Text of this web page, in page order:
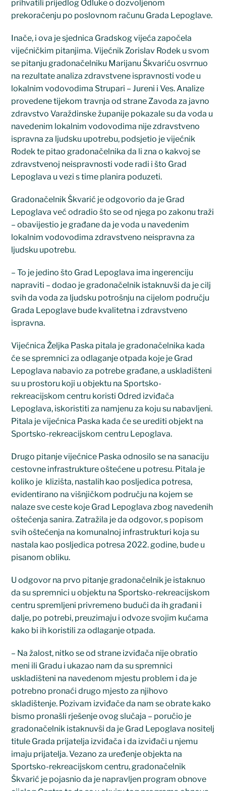
prihvatili prijedlog Odluke o dozvoljenom
prekoračenju po poslovnom računu Grada Lepoglave.
Inače, i ova je sjednica Gradskog vijeća započela
vijećničkim pitanjima. Vijećnik Zorislav Rodek u svom
se pitanju gradonačelniku Marijanu Škvariću osvrnuo
na rezultate analiza zdravstvene ispravnosti vode u
lokalnim vodovodima Strupari – Jureni i Ves. Analize
provedene tijekom travnja od strane Zavoda za javno
zdravstvo Varaždinske županije pokazale su da voda u
navedenim lokalnim vodovodima nije zdravstveno
ispravna za ljudsku upotrebu, podsjetio je vijećnik
Rodek te pitao gradonačelnika da li zna o kakvoj se
zdravstvenoj neispravnosti vode radi i što Grad
Lepoglava u vezi s time planira poduzeti.
Gradonačelnik Škvarić je odgovorio da je Grad
Lepoglava već odradio što se od njega po zakonu traži
– obavijestio je građane da je voda u navedenim
lokalnim vodovodima zdravstveno neispravna za
ljudsku upotrebu.
– To je jedino što Grad Lepoglava ima ingerenciju
napraviti – dodao je gradonačelnik istaknuvši da je cilj
svih da voda za ljudsku potrošnju na cijelom području
Grada Lepoglave bude kvalitetna i zdravstveno
ispravna.
Vijećnica Željka Paska pitala je gradonačelnika kada
će se spremnici za odlaganje otpada koje je Grad
Lepoglava nabavio za potrebe građane, a uskladišteni
su u prostoru koji u objektu na Sportsko-
rekreacijskom centru koristi Odred izviđača
Lepoglava, iskoristiti za namjenu za koju su nabavljeni.
Pitala je vijećnica Paska kada će se urediti objekt na
Sportsko-rekreacijskom centru Lepoglava.
Drugo pitanje vijećnice Paska odnosilo se na sanaciju
cestovne infrastrukture oštećene u potresu. Pitala je
koliko je klizišta, nastalih kao posljedica potresa,
evidentirano na višnjičkom području na kojem se
nalaze sve ceste koje Grad Lepoglava zbog navedenih
oštećenja sanira. Zatražila je da odgovor, s popisom
svih oštećenja na komunalnoj infrastrukturi koja su
nastala kao posljedica potresa 2022. godine, bude u
pisanom obliku.
U odgovor na prvo pitanje gradonačelnik je istaknuo
da su spremnici u objektu na Sportsko-rekreacijskom
centru spremljeni privremeno budući da ih građani i
dalje, po potrebi, preuzimaju i odvoze svojim kućama
kako bi ih koristili za odlaganje otpada.
– Na žalost, nitko se od strane izviđača nije obratio
meni ili Gradu i ukazao nam da su spremnici
uskladišteni na navedenom mjestu problem i da je
potrebno pronaći drugo mjesto za njihovo
skladištenje. Pozivam izviđače da nam se obrate kako
bismo pronašli rješenje ovog slučaja – poručio je
gradonačelnik istaknuvši da je Grad Lepoglava nositelj
titule Grada prijatelja izviđača i da izviđači u njemu
imaju prijatelja. Vezano za uređenje objekta na
Sportsko-rekreacijskom centru, gradonačelnik
Škvarić je pojasnio da je napravljen program obnove